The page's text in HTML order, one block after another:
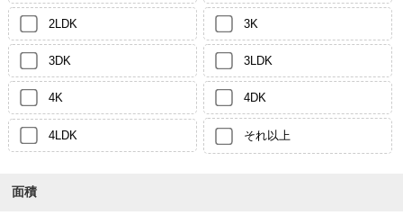
2LDK 3K
3DK 3LDK
4K 4DK
4LDK それ以上
面積